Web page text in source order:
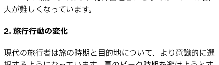
大が難しくなっています。
2. 旅行行動の変化
現代の旅行者は旅の時期と目的地について、より意識的に選